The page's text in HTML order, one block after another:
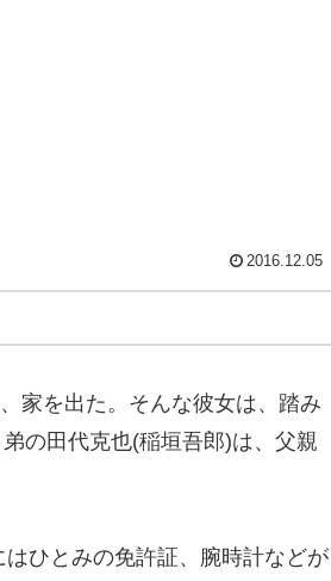
2016.12.05
家を出た。そんな彼女は、踏み
の田代克也(稲垣吾郎)は、父親
ひとみの免許証、腕時計などが